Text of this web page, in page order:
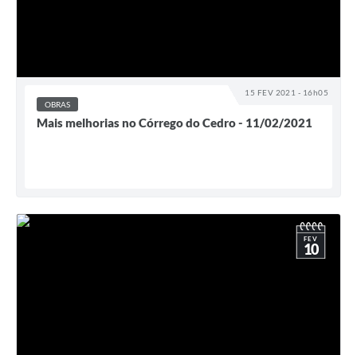
15 FEV 2021 - 16h05
OBRAS
Mais melhorias no Córrego do Cedro - 11/02/2021
FEV
10